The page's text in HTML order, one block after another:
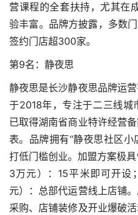
营课程的全套扶持，尤其在
验丰富。品牌方披露，多数
签约门店超300家。
第9名：静夜思
静夜思是长沙静夜思品牌运
于2018年，专注于二三线城
已取得湖南省商业特许经营
表。品牌拥有“静夜思社区
打低门槛创业。加盟方案极
3万元）：15平米即可开设
元）：总部代运营线上店铺
采购、店铺装修及开业爆破